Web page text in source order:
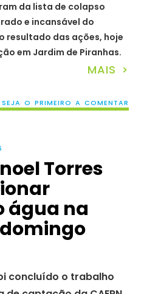
da lista de colapso
e incansável do
resultado das ações, hoje
em Jardim de Piranhas.
MAIS >
SEJA O PRIMEIRO A COMENTAR
Torres
água na
concluído o trabalho